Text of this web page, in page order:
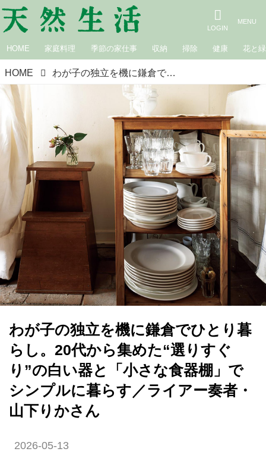
HOME 家庭料理 季節の家仕事 収納 掃除 健康 花と緑
HOME わが子の独立を機に鎌倉でひとり暮らし。20代から集めた“選りすぐり”の白い器と「小さな食器棚」でシンプルに暮らす／ライアー奏者・山下りかさん
わが子の独立を機に鎌倉でひとり暮
らし。20代から集めた“選りすぐ
り”の白い器と「小さな食器棚」で
シンプルに暮らす／ライアー奏者・
山下りかさん
2026-05-13